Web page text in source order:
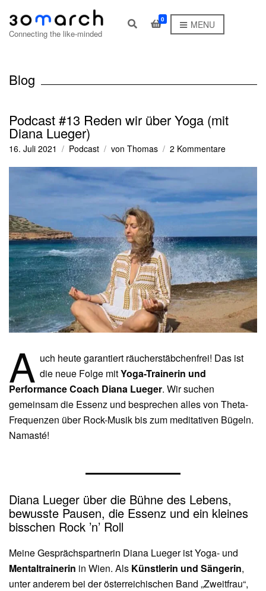
Connecting the like-minded
E
s
r
c
f
o
r
m
0 MENU
Blog
Podcast #13 Reden wir über Yoga (mit
Diana Lueger)
16. Juli 2021 Podcast von Thomas 2 Kommentarezu
wir
über
(mit
Diana
Lueger)
A uch heute garantiert räucherstäbchenfrei! Das ist
die neue Folge mitYoga-Trainerin und
Performance Coach Diana Lueger. Wir suchen
gemeinsam die Essenz und besprechen alles von Theta-
Frequenzen über Rock-Musik bis zum meditativen Bügeln.
Namasté!
Diana Lueger über die Bühne des Lebens,
bewusste Pausen, die Essenz und ein kleines
bisschen Rock ’n’ Roll
Meine Gesprächspartnerin Diana Lueger ist Yoga- und
Mentaltrainerin in Wien. Als Künstlerin und Sängerin,
unter anderem bei der österreichischen Band „Zweitfrau“,